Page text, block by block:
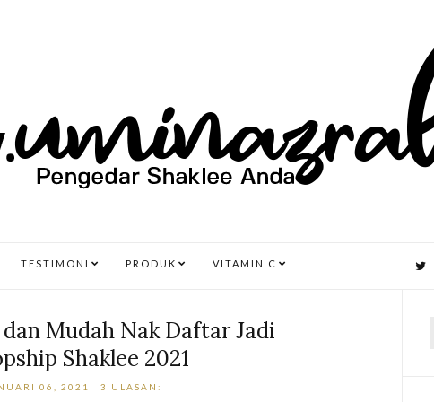
TESTIMONI PRODUK VITAMIN C
Mudah Nak Daftar Jadi
Shaklee 2021
06, 2021 3 ULASAN: